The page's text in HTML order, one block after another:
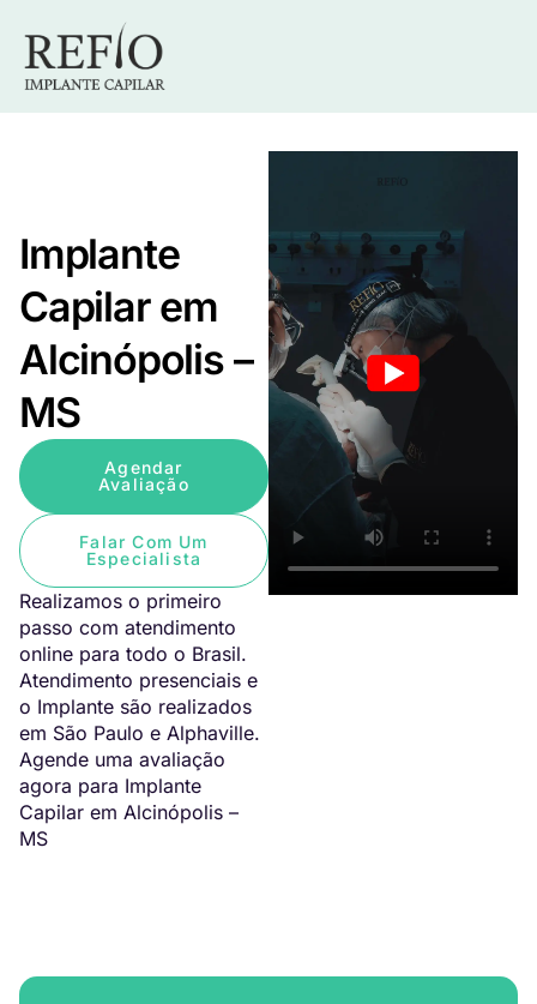
Implante
Capilar em
Alcinópolis –
MS
Agendar
Avaliação
Falar Com Um
Especialista
Realizamos o primeiro
passo com atendimento
online para todo o Brasil.
Atendimento presenciais e
o Implante são realizados
em São Paulo e Alphaville.
Agende uma avaliação
agora para Implante
Capilar em Alcinópolis –
MS